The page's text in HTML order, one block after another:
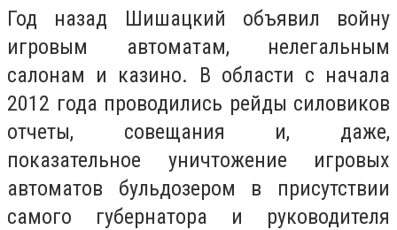
Год назад Шишацкий объявил войну
игровым автоматам, нелегальным
салонам и казино. В области с начала
2012 года проводились рейды силовиков
отчеты, совещания и, даже,
показательное уничтожение игровых
автоматов бульдозером в присутствии
самого губернатора и руководителя